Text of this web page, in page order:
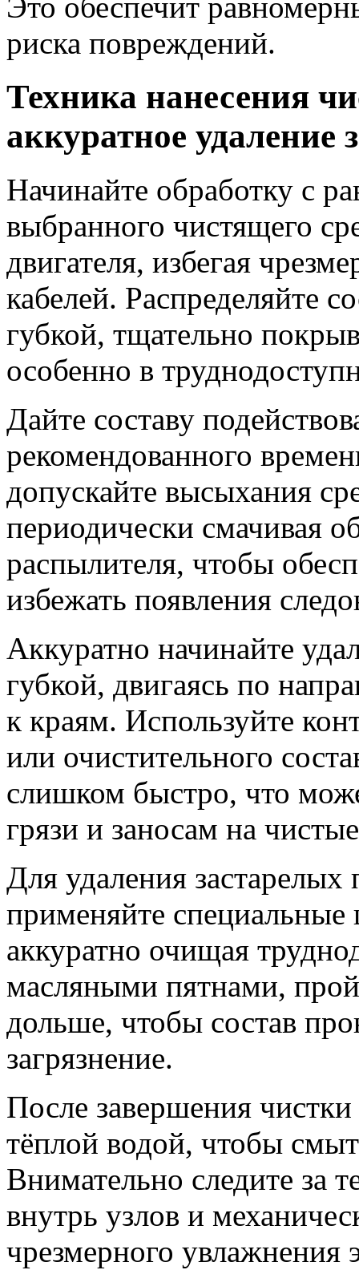
Это обеспечит
риска повреждений.
Техника нанесения
аккуратное удаление
Начинайте обработку с
выбранного чистящего
двигателя, избегая
кабелей. Распределяйте
губкой, тщательно
особенно в
Дайте составу
рекомендованного
допускайте высыхания
периодически смачивая
распылителя, чтобы
избежать появления
Аккуратно начинайте
губкой, двигаясь по
к краям. Используйте
или очистительного
слишком быстро, что
грязи и заносам на
Для удаления застарелых
применяйте
аккуратно очищая
масляными пятнами,
дольше, чтобы состав
загрязнение.
После завершения
тёплой водой, чтобы
Внимательно следите за
внутрь узлов и
чрезмерного увлажнения